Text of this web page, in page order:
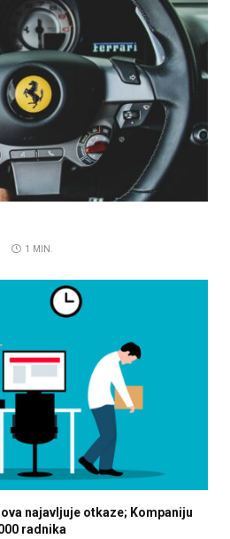
1 MIN.
najavljuje otkaze; Kompaniju
radnika